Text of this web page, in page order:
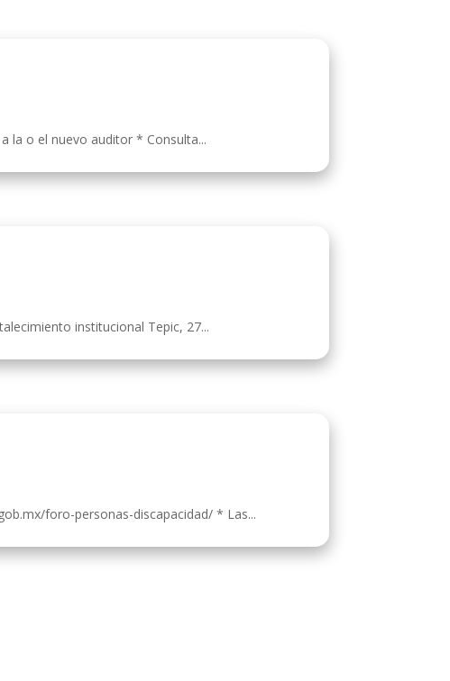
la o el nuevo auditor * Consulta...
institucional Tepic, 27...
foro-personas-discapacidad/ * Las...